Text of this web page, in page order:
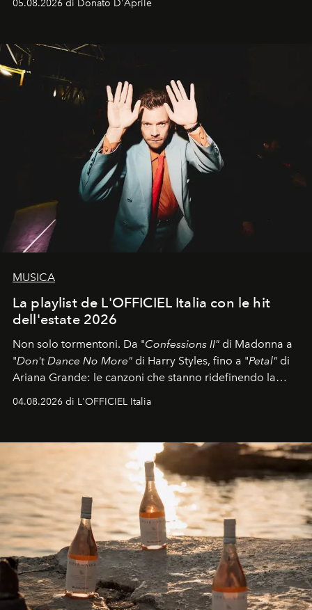
Kate, Claudia e Carla una dietro l'altra. Trent'anni dopo,
uno dei documenti più contemporanei che abbiamo.
05.08.2026 di Donato D'Aprile
MUSICA
La playlist de L'OFFICIEL Italia con le hit
dell'estate 2026
Non solo tormentoni. Da "Confessions II" di Madonna a
"Don't Dance No More" di Harry Styles, fino a "Petal" di
Ariana Grande: le canzoni che stanno ridefinendo la
04.08.2026 di L'OFFICIEL Italia